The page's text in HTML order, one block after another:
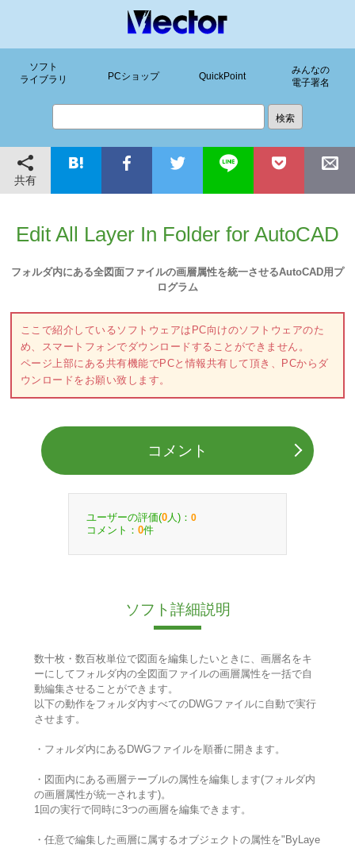
ソフト
ライブラリ
PCショップ QuickPoint
みんなの
電子署名
共有
Edit All Layer In Folder for AutoCAD
フォルダ内にある全図面ファイルの画層属性を統一させるAutoCAD用プ
ログラム
ここで紹介しているソフトウェアはPC向けのソフトウェアのた
め、スマートフォンでダウンロードすることができません。
ページ上部にある共有機能でPCと情報共有して頂き、PCからダ
ウンロードをお願い致します。
コメント
ユーザーの評価(0 人)： 0
コメント： 0件
ソフト詳細説明
数十枚・数百枚単位で図面を編集したいときに、画層名をキ
ーにしてフォルダ内の全図面ファイルの画層属性を一括で自
動編集させることができます。
以下の動作をフォルダ内すべてのDWGファイルに自動で実行
させます。
・フォルダ内にあるDWGファイルを順番に開きます。
・図面内にある画層テーブルの属性を編集します(フォルダ内
の画層属性が統一されます)。
1回の実行で同時に3つの画層を編集できます。
・任意で編集した画層に属するオブジェクトの属性を"ByLaye